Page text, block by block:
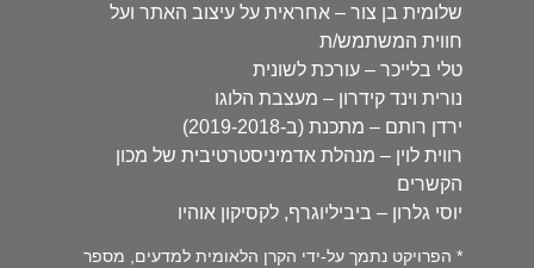
שלומית בן צור – אחראית על עיצוב האתר ועל
חווית המשתמש/ת
טלי בלייכר – עורכת לשונית
נורית וינד קידרון – מעצבת הלוגו
ירדן רותם – מתכנת (ב-2019-2018)
רווית לוין – מנהלת אדמיניסטרטיבית של מכון
הקשרים
יוסי גלרון – ביביליוגרף, לקסיקון אוהיו
* הפרויקט נתמך על-ידי הקרן הלאומית למדעים, מספר